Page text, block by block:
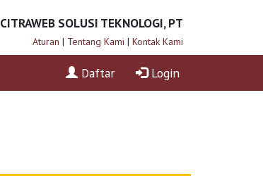
CITRAWEB SOLUSI TEKNOLOGI, PT
Aturan | Tentang Kami | Kontak Kami
Daftar Login